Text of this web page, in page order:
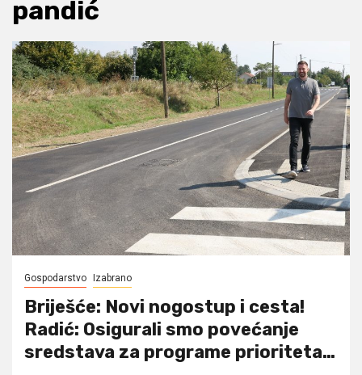
pandić
Gospodarstvo Izabrano
Briješće: Novi nogostup i cesta!
Radić: Osigurali smo povećanje
sredstava za programe prioriteta…